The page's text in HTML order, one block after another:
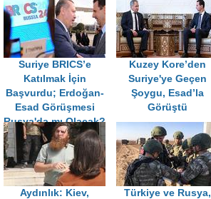
Suriye BRICS’e
Katılmak İçin
Başvurdu; Erdoğan-
Esad Görüşmesi
Rusya'da mı Olacak?
Kuzey Kore’den
Suriye'ye Geçen
Şoygu, Esad’la
Görüştü
Aydınlık: Kiev,
Türkiye ve Rusya,